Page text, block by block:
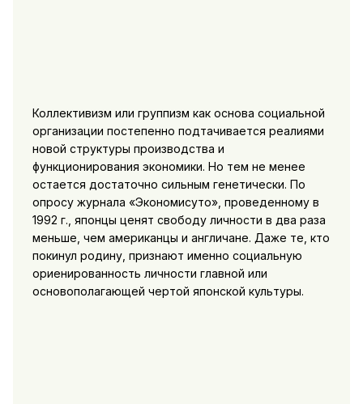
Коллективизм или группизм как основа социальной
организации постепенно подтачивается реалиями
новой структуры производства и
функционирования экономики. Но тем не менее
остается достаточно сильным генетически. По
опросу журнала «Экономисуто», проведенному в
1992 г., японцы ценят свободу личности в два раза
меньше, чем американцы и англичане. Даже те, кто
покинул родину, признают именно социальную
ориенированность личности главной или
основополагающей чертой японской культуры.